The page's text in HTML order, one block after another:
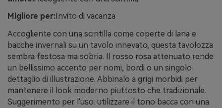
Migliore per: Invito di vacanza
Accogliente con una scintilla come coperte di lana e
bacche invernali su un tavolo innevato, questa tavolozza
sembra festosa ma sobria. Il rosso rosa attenuato rende
un bellissimo accento per nomi, bordi o un singolo
dettaglio di illustrazione. Abbinalo a grigi morbidi per
mantenere il look moderno piuttosto che tradizionale.
Suggerimento per l'uso: utilizzare il tono bacca con una